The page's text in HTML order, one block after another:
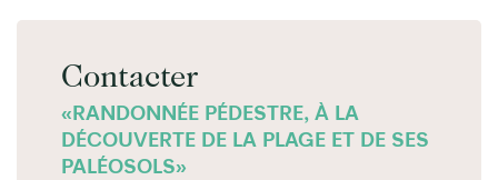
Contacter
«RANDONNÉE PÉDESTRE, À LA
DÉCOUVERTE DE LA PLAGE ET DE SES
PALÉOSOLS»